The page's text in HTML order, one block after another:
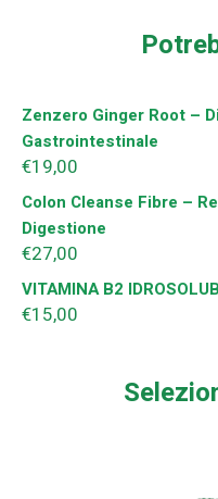
Zenzero Ginger Root –
Gastrointestinale
€19,00
Colon Cleanse Fibre –
Digestione
€27,00
VITAMINA B2
€15,00